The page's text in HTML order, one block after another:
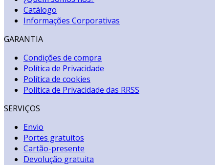
Catálogo
Informações Corporativas
GARANTIA
Condições de compra
Política de Privacidade
Política de cookies
Política de Privacidade das RRSS
SERVIÇOS
Envio
Portes gratuitos
Cartão-presente
Devolução gratuita